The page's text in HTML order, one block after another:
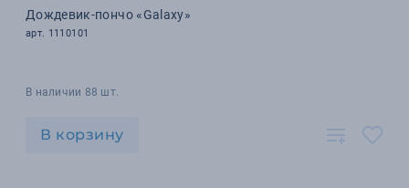
Дождевик-пончо «Galaxy»
арт. 1110101
В наличии 88 шт.
В корзину